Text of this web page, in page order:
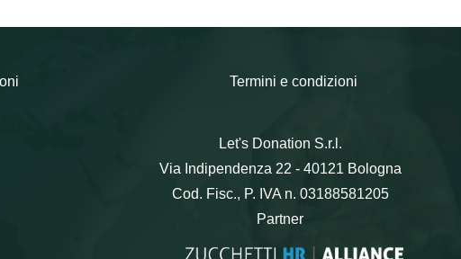
Termini e condizioni
Let's Donation S.r.l.
Via Indipendenza 22 - 40121 Bologna
Cod. Fisc., P. IVA n. 03188581205
Partner